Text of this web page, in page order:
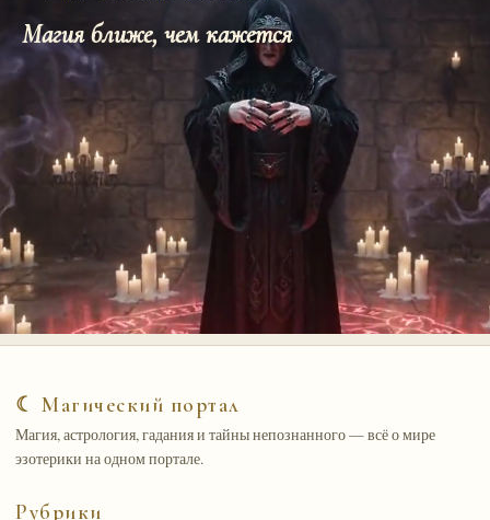
Магия ближе, чем кажется
☾ Магический портал
Магия, астрология, гадания и тайны непознанного — всё о мире
эзотерики на одном портале.
Рубрики